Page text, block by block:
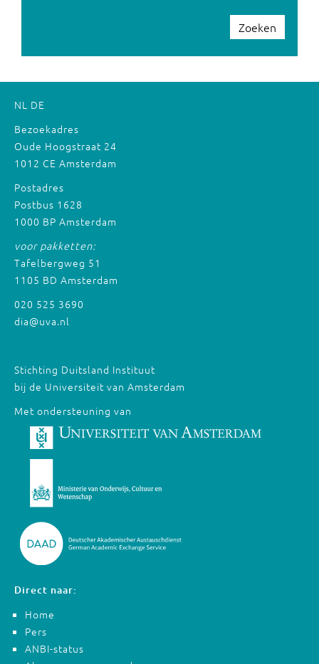
Zoeken
NL DE
Bezoekadres
Oude Hoogstraat 24
1012 CE Amsterdam
Postadres
Postbus 1628
1000 BP Amsterdam
voor pakketten:
Tafelbergweg 51
1105 BD Amsterdam
020 525 3690
dia@uva.nl
Stichting Duitsland Instituut
bij de Universiteit van Amsterdam
Met ondersteuning van
Direct naar:
Home
Pers
ANBI-status